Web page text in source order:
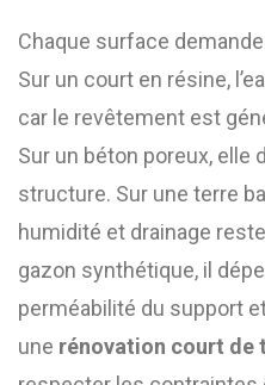
Chaque surface
Sur un court en résine,
car le revêtement est
Sur un béton poreux, elle
structure. Sur une terre
humidité et drainage
gazon synthétique, il
perméabilité du support
une rénovation court de